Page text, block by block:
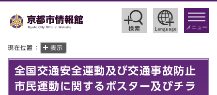
toggle
メニュー
現在位置： 表示
全国交通安全運動及び交通事故防止
市民運動に関するポスター及びチラ